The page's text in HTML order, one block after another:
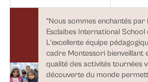
“Nous sommes enchantés par
Esclaibes International School
L’excellente équipe
cadre Montessori bienveillant
qualité des activités tournées
découverte du monde